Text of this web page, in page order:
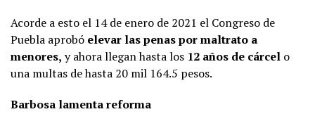
Acorde a esto el 14 de enero de 2021 el Congreso de
Puebla aprobó elevar las penas por maltrato a
menores, y ahora llegan hasta los 12 años de cárcel o
una multas de hasta 20 mil 164.5 pesos.
Barbosa lamenta reforma